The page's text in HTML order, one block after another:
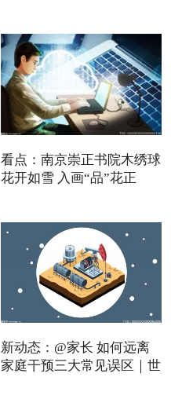
看点：南京崇正书院木绣球
花开如雪 入画“品”花正
新动态：@家长 如何远离
家庭干预三大常见误区｜世